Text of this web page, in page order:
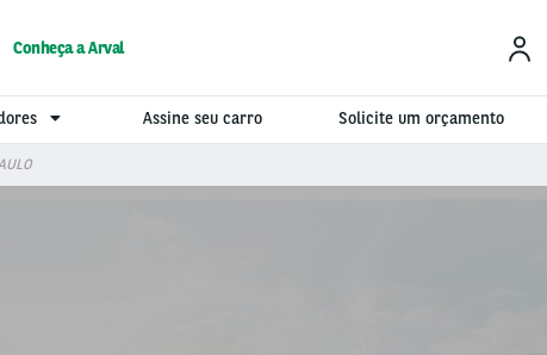
Conheça a Arval
Assine seu carro Solicite um orçamento